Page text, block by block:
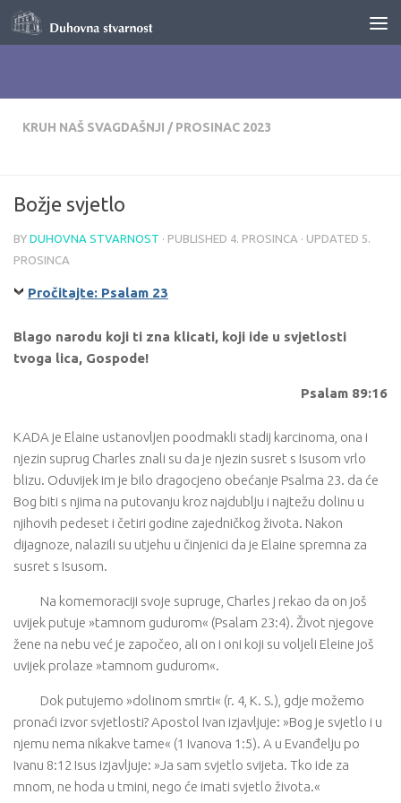
Skip to content
KRUH NAŠ SVAGDAŠNJI / PROSINAC 2023
Božje svjetlo
BY DUHOVNA STVARNOST · PUBLISHED 4. PROSINCA · UPDATED 5.
PROSINCA
Pročitajte: Psalam 23
Blago narodu koji ti zna klicati, koji ide u svjetlosti
tvoga lica, Gospode!
Psalam 89:16
KADA je Elaine ustanovljen poodmakli stadij karcinoma, ona i
njezin suprug Charles znali su da je njezin susret s Isusom vrlo
blizu. Oduvijek im je bilo dragocjeno obećanje Psalma 23. da će
Bog biti s njima na putovanju kroz najdublju i najtežu dolinu u
njihovih pedeset i četiri godine zajedničkog života. Nakon
dijagnoze, nalazili su utjehu u činjenici da je Elaine spremna za
susret s Isusom.
Na komemoraciji svoje supruge, Charles j rekao da on još
uvijek putuje »tamnom gudurom« (Psalam 23:4). Život njegove
žene na nebu već je započeo, ali on i oni koji su voljeli Eleine još
uvijek prolaze »tamnom gudurom«.
Dok putujemo »dolinom smrti« (r. 4, K. S.), gdje možemo
pronaći izvor svjetlosti? Apostol Ivan izjavljuje: »Bog je svjetlo i u
njemu nema nikakve tame« (1 Ivanova 1:5). A u Evanđelju po
Ivanu 8:12 Isus izjavljuje: »Ja sam svjetlo svijeta. Tko ide za
mnom, ne hoda u tmini, nego će imati svjetlo života.«